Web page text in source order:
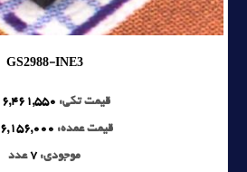
GS2988-INE3
قیمت تکی: 6,461,550
قیمت عمده: 6,156,000
موجودی: 7عدد